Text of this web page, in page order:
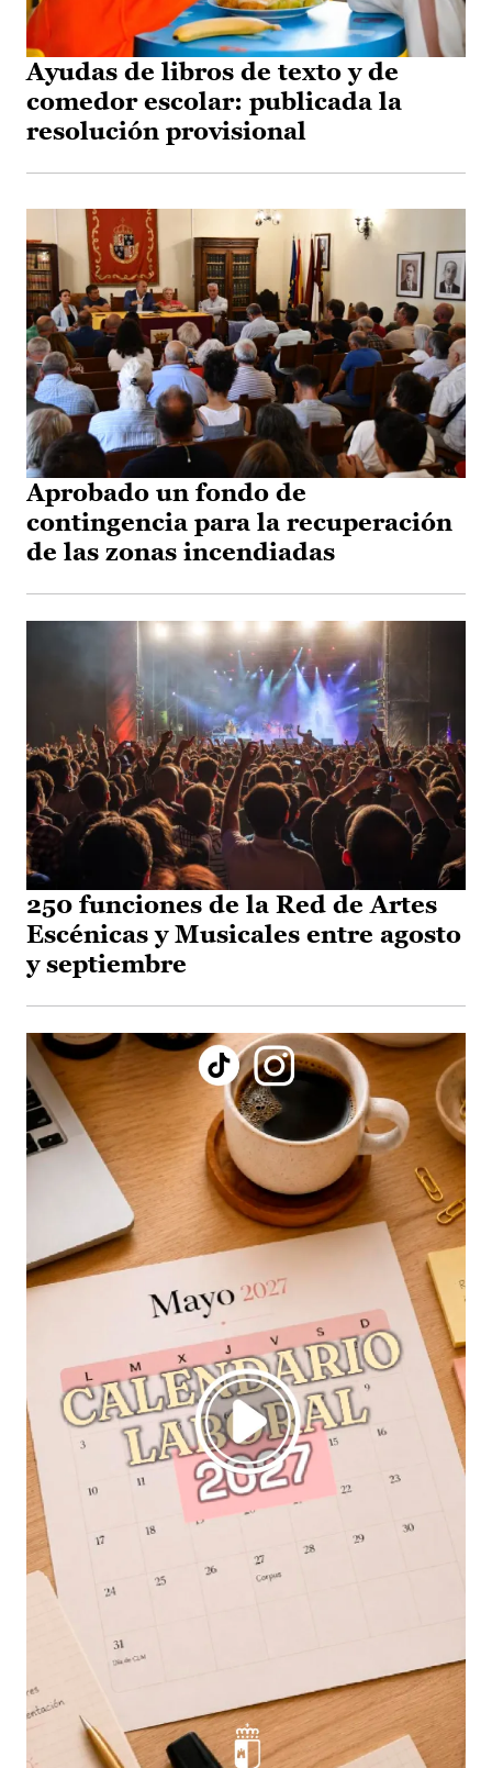
Ayudas de libros de texto y de
comedor escolar: publicada la
resolución provisional
Aprobado un fondo de
contingencia para la recuperación
de las zonas incendiadas
250 funciones de la Red de Artes
Escénicas y Musicales entre agosto
y septiembre